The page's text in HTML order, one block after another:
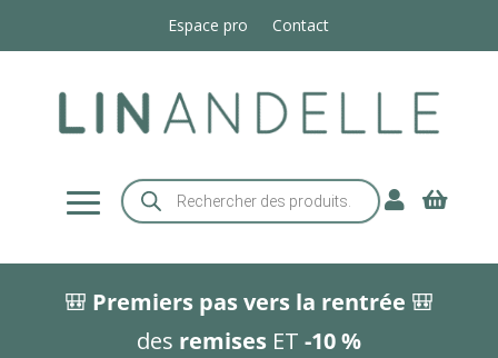
Espace pro Contact
Recherche
de
produits
 
🎒 Premiers pas vers la rentrée 🎒
des remisesET -10 %